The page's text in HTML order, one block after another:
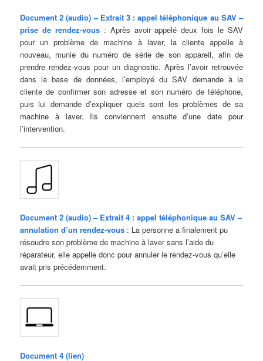
Document 2 (audio) – Extrait 3 : appel téléphonique au SAV –
prise de rendez-vous : Après avoir appelé deux fois le SAV
pour un problème de machine à laver, la cliente appelle à
nouveau, munie du numéro de série de son appareil, afin de
prendre rendez-vous pour un diagnostic. Après l’avoir retrouvée
dans la base de données, l’employé du SAV demande à la
cliente de confirmer son adresse et son numéro de téléphone,
puis lui demande d’expliquer quels sont les problèmes de sa
machine à laver. Ils conviennent ensuite d’une date pour
l’intervention.
Document 2 (audio) – Extrait 4 : appel téléphonique au SAV –
annulation d’un rendez-vous : La personne a finalement pu
résoudre son problème de machine à laver sans l’aide du
réparateur, elle appelle donc pour annuler le rendez-vous qu’elle
avait pris précédemment.
Document 4 (lien)